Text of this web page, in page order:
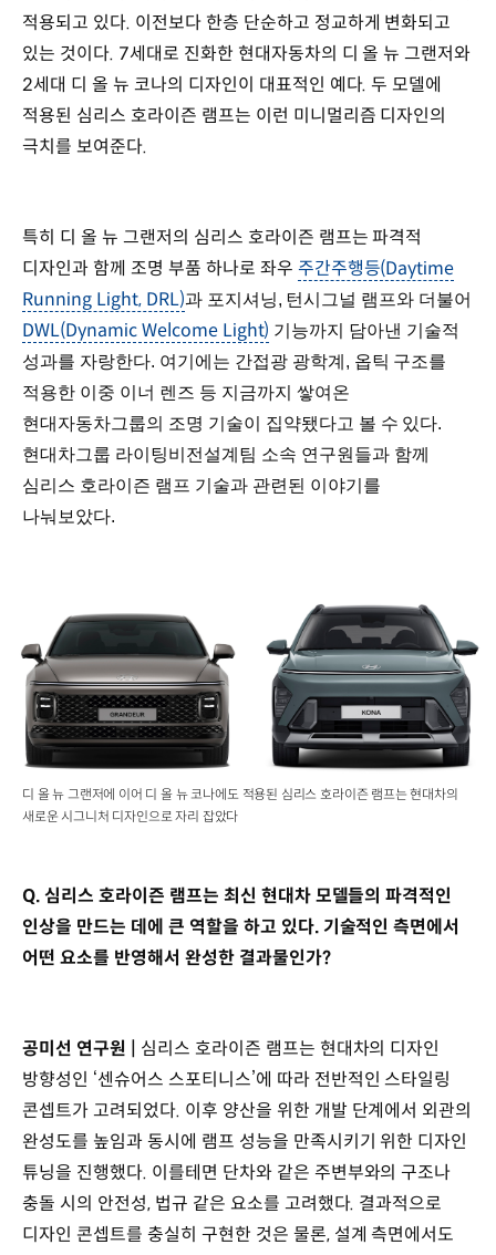
적용되고 있다. 이전보다 한층 단순하고 정교하게 변화되고
있는 것이다. 7세대로 진화한 현대자동차의 디 올 뉴 그랜저와
2세대 디 올 뉴 코나의 디자인이 대표적인 예다. 두 모델에
적용된 심리스 호라이즌 램프는 이런 미니멀리즘 디자인의
극치를 보여준다.
특히 디 올 뉴 그랜저의 심리스 호라이즌 램프는 파격적
디자인과 함께 조명 부품 하나로 좌우 주간주행등(Daytime
Running Light, DRL)과 포지셔닝, 턴시그널 램프와 더불어
DWL(Dynamic Welcome Light) 기능까지 담아낸 기술적
성과를 자랑한다. 여기에는 간접광 광학계, 옵틱 구조를
적용한 이중 이너 렌즈 등 지금까지 쌓여온
현대자동차그룹의 조명 기술이 집약됐다고 볼 수 있다.
현대차그룹 라이팅비전설계팀 소속 연구원들과 함께
심리스 호라이즌 램프 기술과 관련된 이야기를
나눠보았다.
디 올 뉴 그랜저에 이어 디 올 뉴 코나에도 적용된 심리스 호라이즌 램프는 현대차의
새로운 시그니처 디자인으로 자리 잡았다
Q. 심리스 호라이즌 램프는 최신 현대차 모델들의 파격적인
인상을 만드는 데에 큰 역할을 하고 있다. 기술적인 측면에서
어떤 요소를 반영해서 완성한 결과물인가?
공미선 연구원 | 심리스 호라이즌 램프는 현대차의 디자인
방향성인 ‘센슈어스 스포티니스’에 따라 전반적인 스타일링
콘셉트가 고려되었다. 이후 양산을 위한 개발 단계에서 외관의
완성도를 높임과 동시에 램프 성능을 만족시키기 위한 디자인
튜닝을 진행했다. 이를테면 단차와 같은 주변부와의 구조나
충돌 시의 안전성, 법규 같은 요소를 고려했다. 결과적으로
디자인 콘셉트를 충실히 구현한 것은 물론, 설계 측면에서도